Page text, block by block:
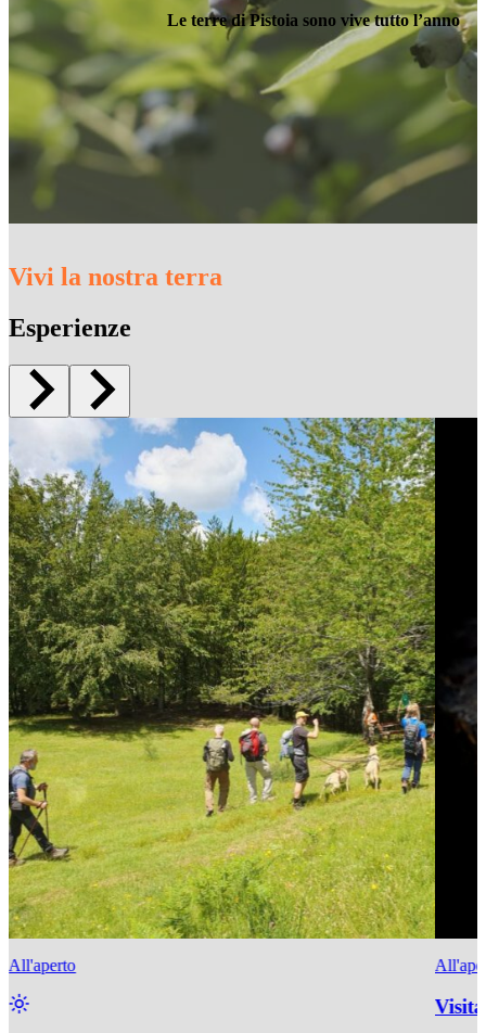
Le terre di Pistoia sono vive tutto l’anno
Vivi la nostra terra
Esperienze
All'aperto